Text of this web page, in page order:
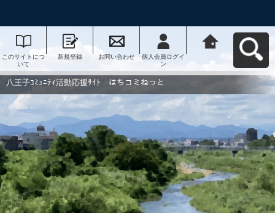
このサイトにつ
いて
新規登録 お問い合わせ
個人会員ログイ
ン
動応援ｻｲﾄ はち
コミねっとへ戻
八王子ｺﾐｭﾆﾃｨ活動応援ｻｲﾄ はちコミねっと